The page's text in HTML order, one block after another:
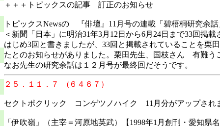
＋＋＋トピックスの記事 訂正のお知らせ
トピックスNewsの 『俳壇』11月号の連載「碧梧桐研究余
＜新聞「日本」に明治31年3月12日から6月24日まで33回掲
はじめ3回と書きましたが、33回と掲載されていることを栗
たとのお知らせがありました。栗田先生、国枝さん 有難う
なお先生の研究余話は１２月号が最終回だそうです。
２５．１１．７ (６４６７）
セクトポクリック コンゲツノハイク 11月分がアップされ
「伊吹嶺」（主宰＝河原地英武）【1998年1月創刊・愛